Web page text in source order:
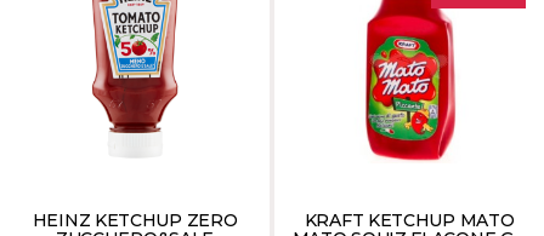
HEINZ KETCHUP ZERO
KRAFT KETCHUP MATO